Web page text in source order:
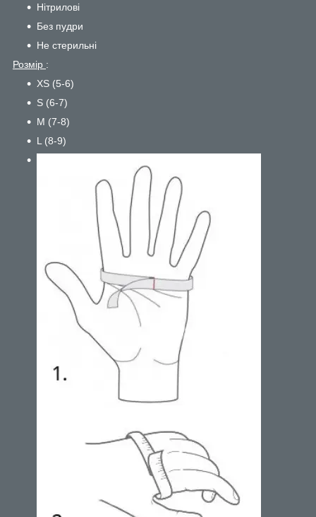
Нітрилові
Без пудри
Не стерильні
Розмір :
XS (5-6)
S (6-7)
M (7-8)
L (8-9)